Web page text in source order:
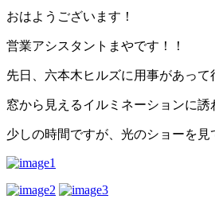
おはようございます！
営業アシスタントまやです！！
先日、六本木ヒルズに用事があって
窓から見えるイルミネーションに誘
少しの時間ですが、光のショーを見